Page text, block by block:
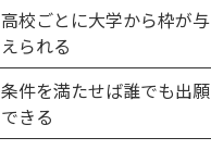
高校ごとに大学から枠が与
えられる
条件を満たせば誰でも出願
できる